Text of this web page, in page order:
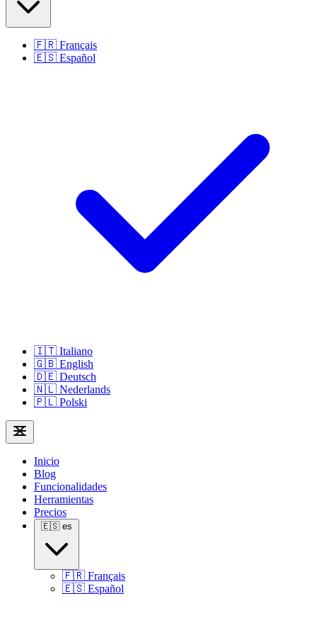
🇫🇷 Français
🇪🇸 Español
🇮🇹 Italiano
🇬🇧 English
🇩🇪 Deutsch
🇳🇱 Nederlands
🇵🇱 Polski
Inicio
Blog
Funcionalidades
Herramientas
Precios
🇪🇸 es
🇫🇷 Français
🇪🇸 Español